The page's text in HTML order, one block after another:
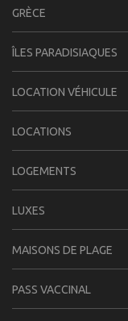
GRÈCE
ÎLES PARADISIAQUES
LOCATION VÉHICULE
LOCATIONS
LOGEMENTS
LUXES
MAISONS DE PLAGE
PASS VACCINAL